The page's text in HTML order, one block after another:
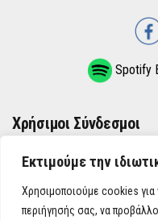
Εκτιμούμε την
Χρησιμοποιούμε cookies για
περιήγησής σας, να
Spotify
Χρήσιμοι Σύνδεσμοι
ΌΡΟΙ ΧΡΉΣΗΣ
ΠΟΛΙΤΙΚΉ ΑΠΟΡΡΉΤΟΥ